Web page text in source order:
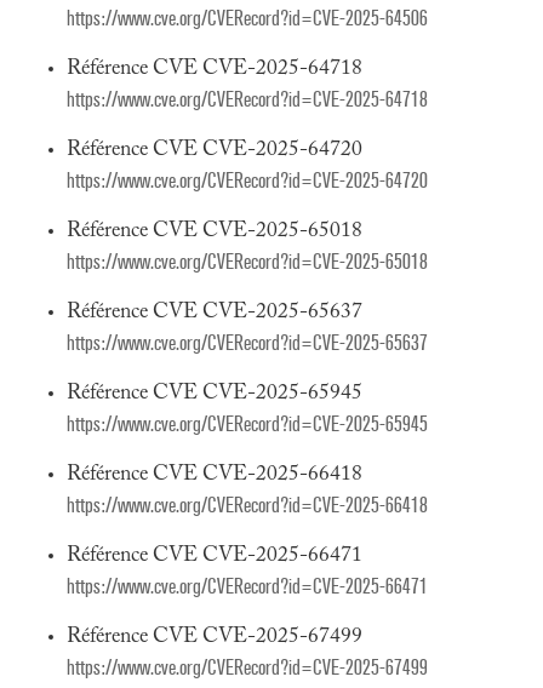
https://www.cve.org/CVERecord?id=CVE-2025-64506
Référence CVE CVE-2025-64718
https://www.cve.org/CVERecord?id=CVE-2025-64718
Référence CVE CVE-2025-64720
https://www.cve.org/CVERecord?id=CVE-2025-64720
Référence CVE CVE-2025-65018
https://www.cve.org/CVERecord?id=CVE-2025-65018
Référence CVE CVE-2025-65637
https://www.cve.org/CVERecord?id=CVE-2025-65637
Référence CVE CVE-2025-65945
https://www.cve.org/CVERecord?id=CVE-2025-65945
Référence CVE CVE-2025-66418
https://www.cve.org/CVERecord?id=CVE-2025-66418
Référence CVE CVE-2025-66471
https://www.cve.org/CVERecord?id=CVE-2025-66471
Référence CVE CVE-2025-67499
https://www.cve.org/CVERecord?id=CVE-2025-67499